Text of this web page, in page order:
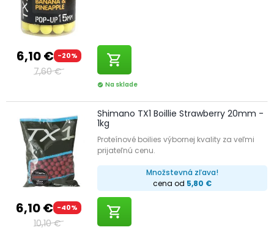
6,10 € -20%
7,60 €
shopping_cart
check_circle Na sklade
6,10 € -40%
10,10 €
Shimano TX1 Boillie Strawberry 20mm -
1kg
Proteínové boilies výbornej kvality za veľmi
prijateľnú cenu.
Množstevná zľava!
cena od 5,80 €
shopping_cart